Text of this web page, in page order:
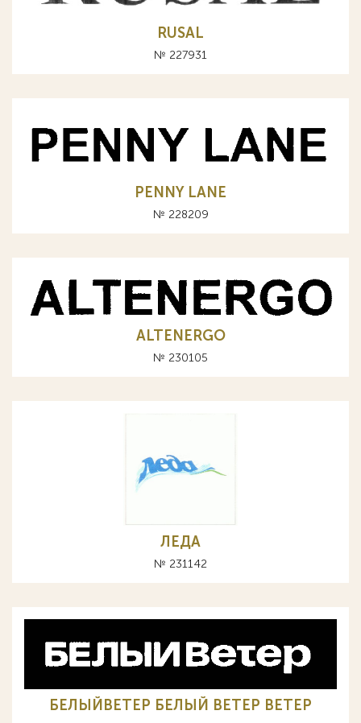
RUSAL
№ 227931
PENNY LANE
№ 228209
ALTENERGO
№ 230105
ЛЕДА
№ 231142
БЕЛЫЙВЕТЕР БЕЛЫЙ ВЕТЕР BETEP